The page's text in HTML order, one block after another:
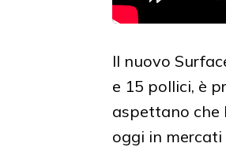
Il nuovo
e 15 pollici, è
aspettano che
oggi in